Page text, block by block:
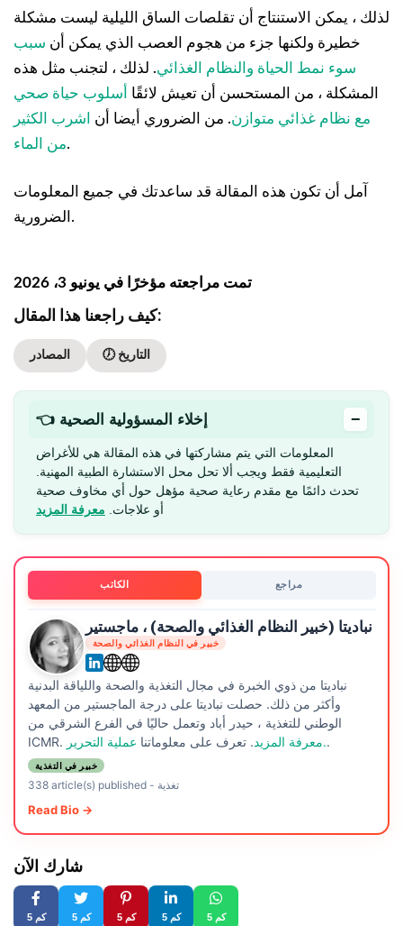
لذلك ، يمكن الاستنتاج أن تقلصات الساق الليلية ليست مشكلة
خطيرة ولكنها جزء من هجوم العصب الذي يمكن أن سبب
سوء نمط الحياة والنظام الغذائي. لذلك ، لتجنب مثل هذه
المشكلة ، من المستحسن أن تعيش لائقًا
أسلوب حياة صحي
مع نظام غذائي متوازن. من الضروري أيضا أن
اشرب الكثير
من الماء.
آمل أن تكون هذه المقالة قد ساعدتك في جميع المعلومات
الضرورية.
تمت مراجعته مؤخرًا في يونيو 3، 2026
كيف راجعنا هذا المقال:
المصادر 🕖 التاريخ
👈 إخلاء المسؤولية الصحية −
المعلومات التي يتم مشاركتها في هذه المقالة هي للأغراض
التعليمية فقط ويجب ألا تحل محل الاستشارة الطبية المهنية.
تحدث دائمًا مع مقدم رعاية صحية مؤهل حول أي مخاوف صحية
أو علاجات. معرفة المزيد
الكاتب مراجع
نباديتا (خبير النظام الغذائي والصحة) ، ماجستير
خبير في النظام الغذائي والصحة
نباديتا من ذوي الخبرة في مجال التغذية والصحة واللياقة البدنية
وأكثر من ذلك. حصلت نباديتا على درجة الماجستير من المعهد
الوطني للتغذية ، حيدر أباد وتعمل حاليًا في الفرع الشرقي من
ICMR.
معرفة المزيد. تعرف على معلوماتنا عملية التحرير..
خبير في التغذية
338 article(s) published- تغذية
Read Bio →
شارك الآن
5 كم 5 كم 5 كم 5 كم 5 كم